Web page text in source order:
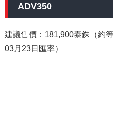
ADV350
建議售價：181,900泰銖（約
03月23日匯率）